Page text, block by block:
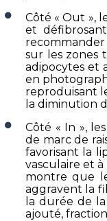
Côté « Out »,
et
sur les zones
adipocytes et
en
reproduisant
la diminution
Côté « In », les
de marc de
favorisant la
vasculaire et
montre que
aggravent la
la durée de
ajouté,